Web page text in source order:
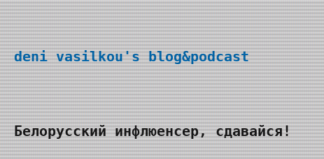
Перейти
к
содержимому
deni vasilkou's blog&podcast
Белорусский инфлюенсер, сдавайся!